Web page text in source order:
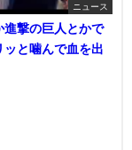
ニュース
進撃の巨人とかで
ッと噛んで血を出